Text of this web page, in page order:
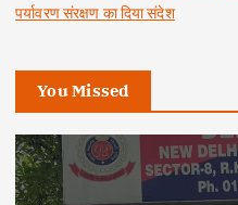
पर्यावरण संरक्षण का दिया संदेश
You Missed